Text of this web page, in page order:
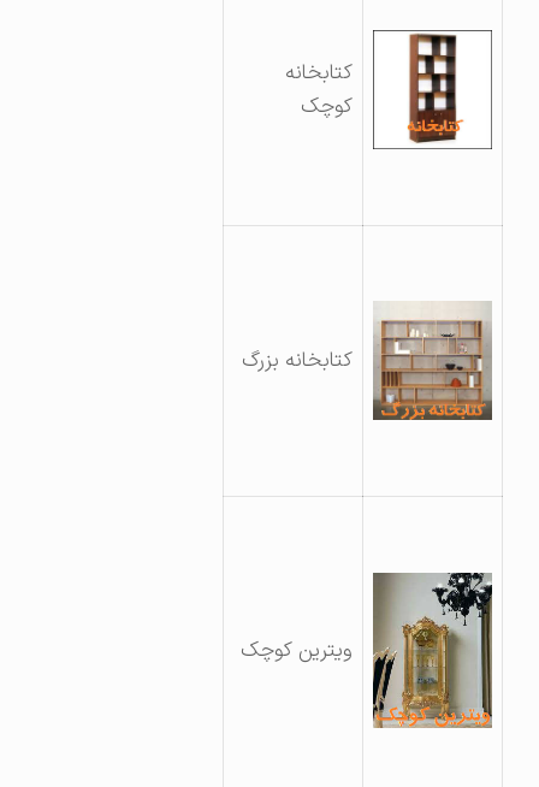
کتابخانه
کوچک
کتابخانه بزرگ
ویترین کوچک